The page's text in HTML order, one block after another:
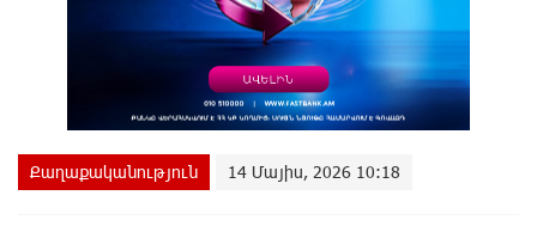
Քաղաքականություն 14 Մայիս, 2026 10:18